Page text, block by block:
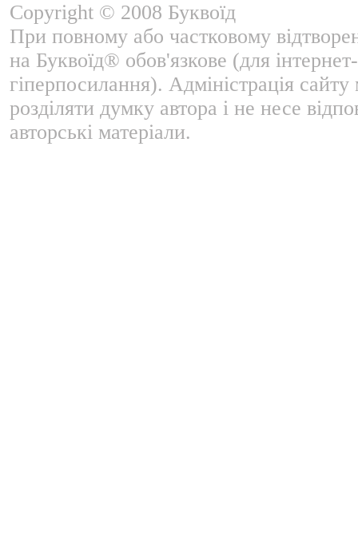
Copyright © 2008 Буквоїд
При повному або частковому
на Буквоїд® обов'язкове (для
гіперпосилання). Адміністрація
розділяти думку автора і не несе
авторські матеріали.